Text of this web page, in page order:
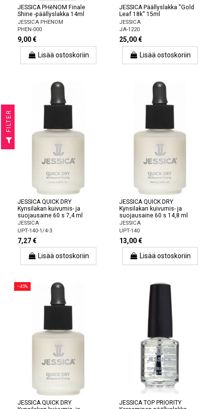
JESSICA PHĕNOM Finale
Shine -päällyslakka 14ml
JESSICA PHENOM
PHEN-000
9,00 €
Lisää ostoskoriin
JESSICA Päällyslakka ''Gold
Leaf 18k'' 15ml
JESSICA
JA-1220
25,00 €
Lisää ostoskoriin
JESSICA QUICK DRY
Kynsilakan kuivumis- ja
suojausaine 60 s 7,4 ml
JESSICA
UPT-140-1/4-3
7,27 €
Lisää ostoskoriin
JESSICA QUICK DRY
Kynsilakan kuivumis- ja
suojausaine 60 s 14,8 ml
JESSICA
UPT-140
13,00 €
Lisää ostoskoriin
−45%
JESSICA QUICK DRY
JESSICA TOP PRIORITY
R